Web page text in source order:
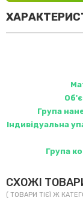
Група
Індивідуальна
Група
СХОЖІ
( ТОВАРИ ТІЄЇ Ж